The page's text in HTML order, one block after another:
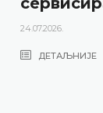
24.07.2026.
ДЕТАЉНИЈЕ